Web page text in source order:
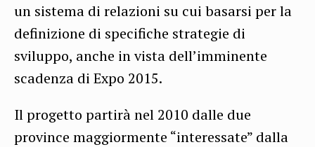
un sistema di relazioni su cui basarsi per la
definizione di specifiche strategie di
sviluppo, anche in vista dell’imminente
scadenza di Expo 2015.
Il progetto partirà nel 2010 dalle due
province maggiormente “interessate” dalla